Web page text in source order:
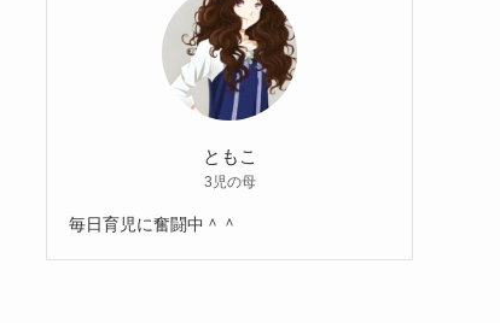
ともこ
3児の母
毎日育児に奮闘中＾＾